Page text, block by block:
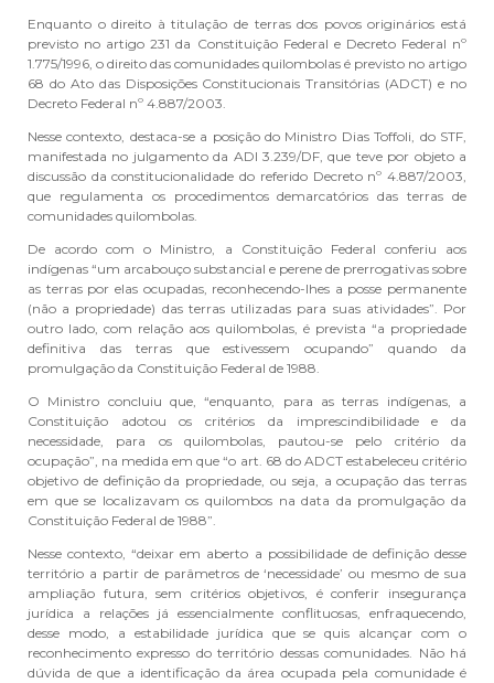
Enquanto o direito à titulação de terras dos povos originários está
previsto no artigo 231 da Constituição Federal e Decreto Federal nº
1.775/1996, o direito das comunidades quilombolas é previsto no artigo
68 do Ato das Disposições Constitucionais Transitórias (ADCT) e no
Decreto Federal nº 4.887/2003.
Nesse contexto, destaca-se a posição do Ministro Dias Toffoli, do STF,
manifestada no julgamento da ADI 3.239/DF, que teve por objeto a
discussão da constitucionalidade do referido Decreto nº 4.887/2003,
que regulamenta os procedimentos demarcatórios das terras de
comunidades quilombolas.
De acordo com o Ministro, a Constituição Federal conferiu aos
indígenas “um arcabouço substancial e perene de prerrogativas sobre
as terras por elas ocupadas, reconhecendo-lhes a posse permanente
(não a propriedade) das terras utilizadas para suas atividades”. Por
outro lado, com relação aos quilombolas, é prevista “a propriedade
definitiva das terras que estivessem ocupando” quando da
promulgação da Constituição Federal de 1988.
O Ministro concluiu que, “enquanto, para as terras indígenas, a
Constituição adotou os critérios da imprescindibilidade e da
necessidade, para os quilombolas, pautou-se pelo critério da
ocupação”, na medida em que “o art. 68 do ADCT estabeleceu critério
objetivo de definição da propriedade, ou seja, a ocupação das terras
em que se localizavam os quilombos na data da promulgação da
Constituição Federal de 1988”.
Nesse contexto, “deixar em aberto a possibilidade de definição desse
território a partir de parâmetros de ‘necessidade’ ou mesmo de sua
ampliação futura, sem critérios objetivos, é conferir insegurança
jurídica a relações já essencialmente conflituosas, enfraquecendo,
desse modo, a estabilidade jurídica que se quis alcançar com o
reconhecimento expresso do território dessas comunidades. Não há
dúvida de que a identificação da área ocupada pela comunidade é